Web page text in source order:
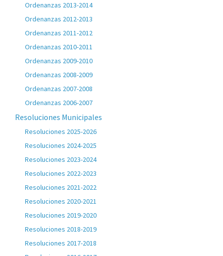
Ordenanzas 2013-2014
Ordenanzas 2012-2013
Ordenanzas 2011-2012
Ordenanzas 2010-2011
Ordenanzas 2009-2010
Ordenanzas 2008-2009
Ordenanzas 2007-2008
Ordenanzas 2006-2007
Resoluciones Municipales
Resoluciones 2025-2026
Resoluciones 2024-2025
Resoluciones 2023-2024
Resoluciones 2022-2023
Resoluciones 2021-2022
Resoluciones 2020-2021
Resoluciones 2019-2020
Resoluciones 2018-2019
Resoluciones 2017-2018